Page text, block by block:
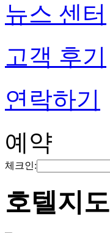
뉴스 센터
고객 후기
연락하기
예약
체크인:
호텔지도